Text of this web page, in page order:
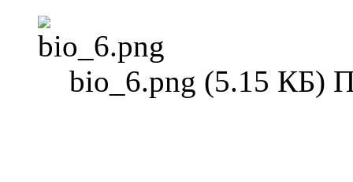
bio_6.png (5.15 КБ)